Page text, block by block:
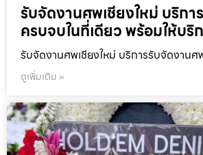
รับจัดงานศพเชียงใหม่ บริก
ครบจบในที่เดียว พร้อมให้บริ
รับจัดงานศพเชียงใหม่ บริการรับจัดงานศ
ดูเพิ่มเติม »